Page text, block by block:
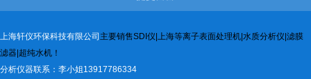
上海轩仪环保科技有限公司 主要销售SD 仪 上海等离子表面处理机 水质分析仪 滤膜
滤器 超纯水机 ！
分析仪器联系：李小姐13917786334